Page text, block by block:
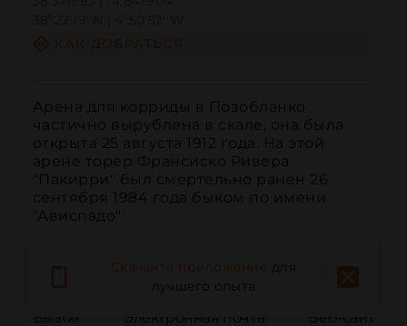
Арена для корриды в Позобланко
частично вырублена в скале, она была
открыта 25 августа 1912 года. На этой
арене торер Франсиско Ривера
"Пакирри" был смертельно ранен 26
сентября 1984 года быком по имени
"Ависпадо".
Вызов Электронная почта Веб-сайт
для
лучшего опыта